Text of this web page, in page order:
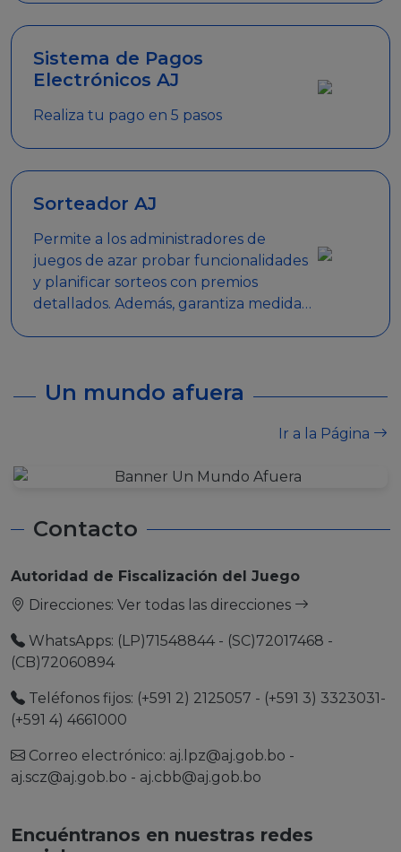
Sistema de Pagos
Electrónicos AJ
Realiza tu pago en 5 pasos
Sorteador AJ
Permite a los administradores de
juegos de azar probar funcionalidades
y planificar sorteos con premios
detallados. Además, garantiza medidas
Un mundo afuera
Ir a la Página
Contacto
Autoridad de Fiscalización del Juego
Direcciones: Ver todas las direcciones
WhatsApps: (LP)71548844 - (SC)72017468 -
(CB)72060894
Teléfonos fijos: (+591 2) 2125057 - (+591 3) 3323031-
(+591 4) 4661000
Correo electrónico: aj.lpz@aj.gob.bo -
aj.scz@aj.gob.bo - aj.cbb@aj.gob.bo
Encuéntranos en nuestras redes